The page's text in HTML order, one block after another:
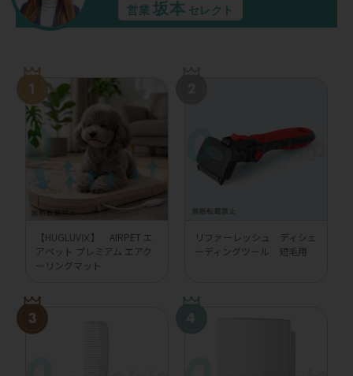
営業 坂本 セレクト
【HUGLUVⅨ】 AIRPET エ
アペット プレミアム エアク
ーリングマット
リファーレッシュ ディシェ
ーディングツール 短毛用